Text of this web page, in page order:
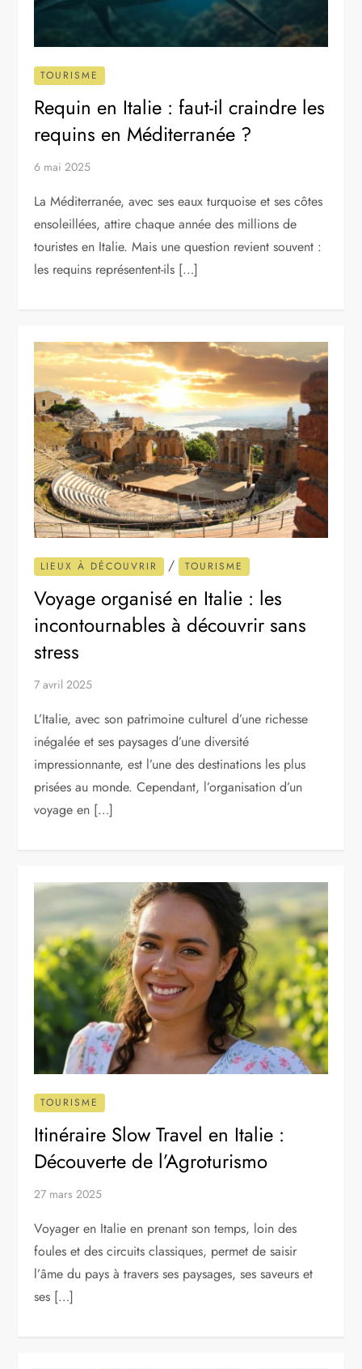
TOURISME
Requin en Italie : faut-il craindre les
requins en Méditerranée ?
6 mai 2025
La Méditerranée, avec ses eaux turquoise et ses côtes
ensoleillées, attire chaque année des millions de
touristes en Italie. Mais une question revient souvent :
les requins représentent-ils […]
LIEUX À DÉCOUVRIR / TOURISME
Voyage organisé en Italie : les
incontournables à découvrir sans
stress
7 avril 2025
L’Italie, avec son patrimoine culturel d’une richesse
inégalée et ses paysages d’une diversité
impressionnante, est l’une des destinations les plus
prisées au monde. Cependant, l’organisation d’un
voyage en […]
TOURISME
Itinéraire Slow Travel en Italie :
Découverte de l’Agroturismo
27 mars 2025
Voyager en Italie en prenant son temps, loin des
foules et des circuits classiques, permet de saisir
l’âme du pays à travers ses paysages, ses saveurs et
ses […]